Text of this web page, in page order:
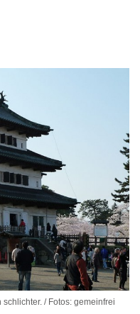
/ Fotos: gemeinfrei